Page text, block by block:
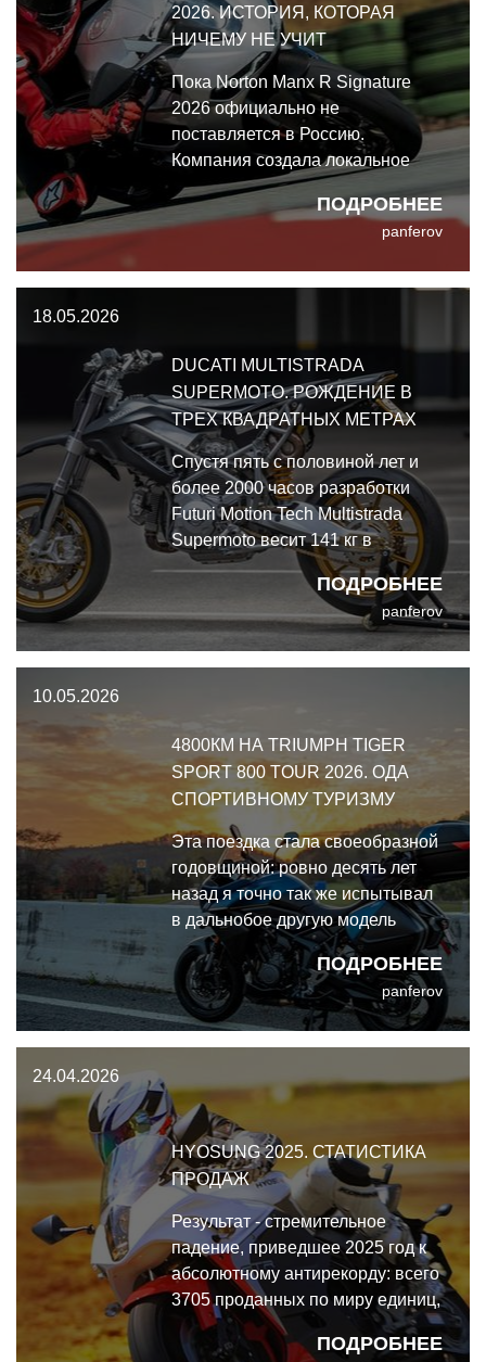
2026. ИСТОРИЯ, КОТОРАЯ
НИЧЕМУ НЕ УЧИТ
ПОДРОБНЕЕ
Пока Norton Manx R Signature
2026 официально не
поставляется в Россию.
Компания создала локальное
представительство, которое
сейчас проходит тернистый путь
увидеть этот мотоцикл у
panferov
18.05.2026
DUCATI MULTISTRADA
SUPERMOTO. РОЖДЕНИЕ В
ТРЕХ КВАДРАТНЫХ МЕТРАХ
ПОДРОБНЕЕ
Спустя пять с половиной лет и
более 2000 часов разработки
Futuri Motion Tech Multistrada
Supermoto весит 141 кг в
снаряженном состоянии,
выдавая 112 лошадиных сил и
123 Нм крутящего момента на
panferov
10.05.2026
4800КМ НА TRIUMPH TIGER
SPORT 800 TOUR 2026. ОДА
СПОРТИВНОМУ ТУРИЗМУ
ПОДРОБНЕЕ
Эта поездка стала своеобразной
годовщиной: ровно десять лет
назад я точно так же испытывал
в дальнобое другую модель
Triumph. Но если тогда
доказывалась сама возможность
кайфового туринга на любом
мотоцикле, то теперь сценарий
перевернулся.
panferov
24.04.2026
HYOSUNG 2025. СТАТИСТИКА
ПРОДАЖ
ПОДРОБНЕЕ
Результат - стремительное
падение, приведшее 2025 год к
абсолютному антирекорду: всего
3705 проданных по миру единиц,
что на 35,8% меньше
предыдущего года.